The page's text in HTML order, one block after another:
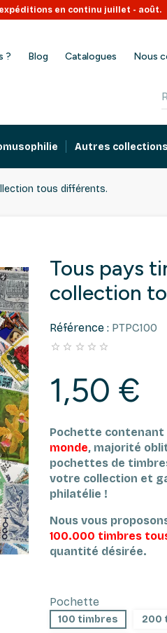
en continu juillet - août.
? Blog Catalogues Nous
Autres collections
tous différents.
Tous pays
collection
Référence : PTPC100
    
1,50 €
Pochette contenant
monde, majorité
pochettes de
votre collection et
philatélie !
Nous vous
100.000 timbres
quantité désirée.
Pochette
100 timbres 200